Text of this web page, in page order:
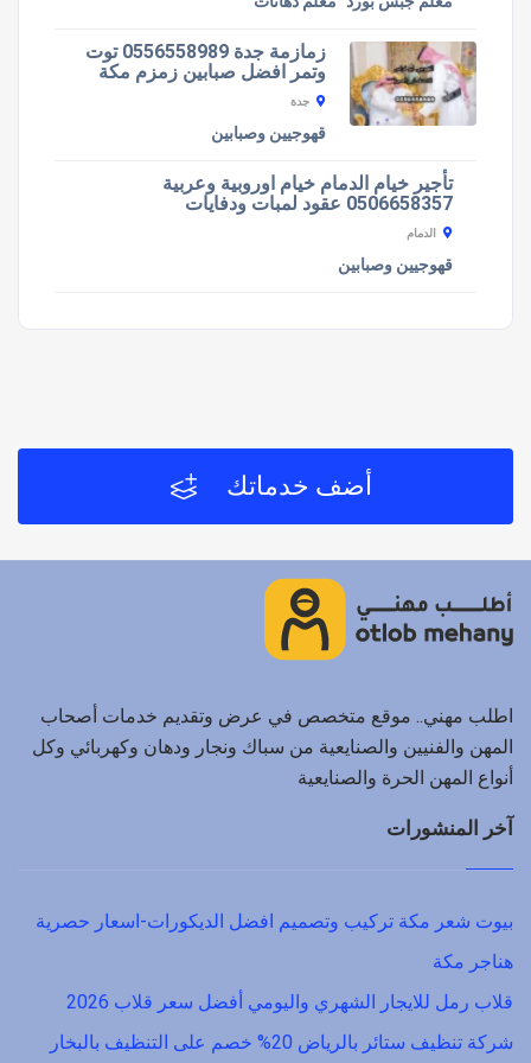
زمازمة جدة 0556558989 توت
وتمر افضل صبابين زمزم مكة
جدة
قهوجيين وصبابين
تأجير خيام الدمام خيام اوروبية وعربية
0506658357 عقود لمبات ودفايات
الدمام
قهوجيين وصبابين
أضف خدماتك
اطلب مهني.. موقع متخصص في عرض وتقديم خدمات أصحاب
المهن والفنيين والصنايعية من سباك ونجار ودهان وكهربائي وكل
أنواع المهن الحرة والصنايعية
آخر المنشورات
بيوت شعر مكة تركيب وتصميم افضل الديكورات-اسعار حصرية
هناجر مكة
قلاب رمل للايجار الشهري واليومي أفضل سعر قلاب 2026
شركة تنظيف ستائر بالرياض 20% خصم على التنظيف بالبخار